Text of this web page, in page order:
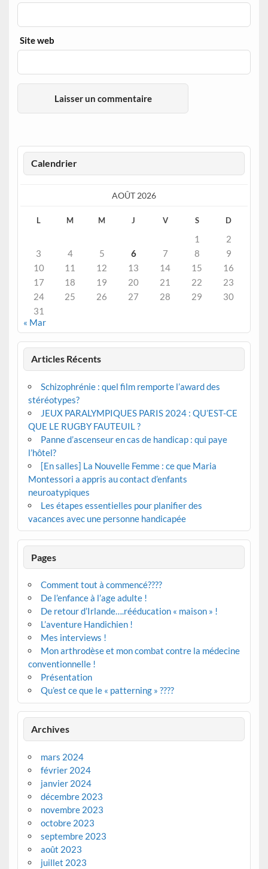
Site web
Calendrier
AOÛT 2026
L M M J V S D
1
2
3
4 5 6 7 8
9
10
11 12 13 14 15
16
17
18 19 20 21 22
23
24
25 26 27 28 29
30
31
« Mar
Articles Récents
Schizophrénie : quel film remporte l’award des
stéréotypes?
JEUX PARALYMPIQUES PARIS 2024 : QU’EST-CE
QUE LE RUGBY FAUTEUIL ?
Panne d’ascenseur en cas de handicap : qui paye
l’hôtel?
[En salles] La Nouvelle Femme : ce que Maria
Montessori a appris au contact d’enfants
neuroatypiques
Les étapes essentielles pour planifier des
vacances avec une personne handicapée
Pages
Comment tout à commencé????
De l’enfance à l’age adulte !
De retour d’Irlande….rééducation « maison » !
L’aventure Handichien !
Mes interviews !
Mon arthrodèse et mon combat contre la médecine
conventionnelle !
Présentation
Qu’est ce que le « patterning » ????
Archives
mars 2024
février 2024
janvier 2024
décembre 2023
novembre 2023
octobre 2023
septembre 2023
août 2023
juillet 2023